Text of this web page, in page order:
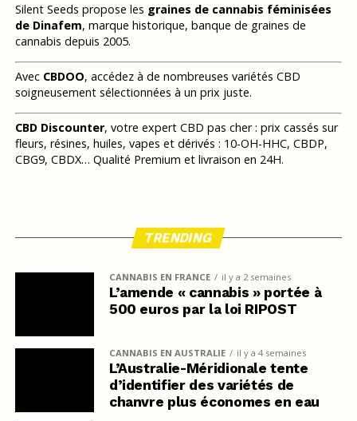
Silent Seeds propose les graines de cannabis féminisées
de Dinafem, marque historique, banque de graines de
cannabis depuis 2005.
Avec CBDOO, accédez à de nombreuses variétés CBD
soigneusement sélectionnées à un prix juste.
CBD Discounter, votre expert CBD pas cher : prix cassés sur
fleurs, résines, huiles, vapes et dérivés : 10-OH-HHC, CBDP,
CBG9, CBDX… Qualité Premium et livraison en 24H.
TRENDING
CANNABIS EN FRANCE il y a 2 semaines
L’amende « cannabis » portée à
500 euros par la loi RIPOST
CANNABIS EN AUSTRALIE il y a 4 semaines
L’Australie-Méridionale tente
d’identifier des variétés de
chanvre plus économes en eau